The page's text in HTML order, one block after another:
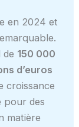
en 2024 et
de 150 000
d’euros
croissance
pour des
matière